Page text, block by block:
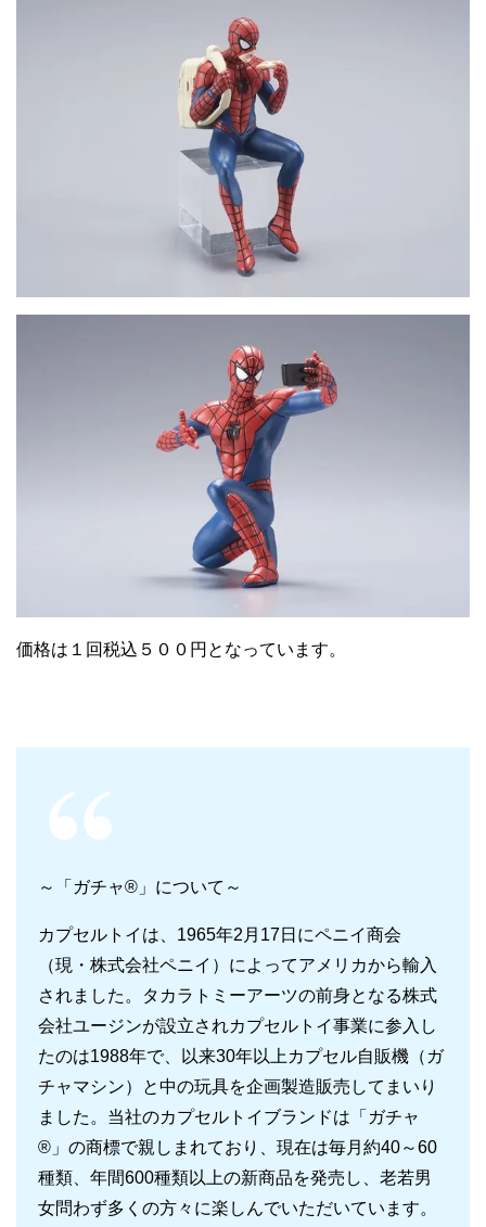
価格は１回税込５００円となっています。
～「ガチャ®」について～
カプセルトイは、1965年2月17日にペニイ商会
（現・株式会社ペニイ）によってアメリカから輸入
されました。タカラトミーアーツの前身となる株式
会社ユージンが設立されカプセルトイ事業に参入し
たのは1988年で、以来30年以上カプセル自販機（ガ
チャマシン）と中の玩具を企画製造販売してまいり
ました。当社のカプセルトイブランドは「ガチャ
®」の商標で親しまれており、現在は毎月約40～60
種類、年間600種類以上の新商品を発売し、老若男
女問わず多くの方々に楽しんでいただいています。